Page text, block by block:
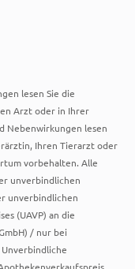
lesen Sie die
Arzt oder in Ihrer
Nebenwirkungen lesen
Ihren Tierarzt oder
vorbehalten. Alle
unverbindlichen
unverbindlichen
(UAVP) an die
/ nur bei